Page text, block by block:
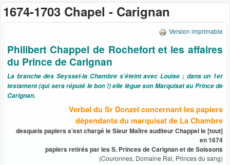
1674-1703 Chapel - Carignan
Version imprimable
Philibert Chappel de Rochefort et les affaires
du Prince de Carignan
La branche des Seyssel-la Chambre s’éteint avec Louise ; dans un 1er
testament (qui sera réputé le bon !) elle lègue son Marquisat au Prince de
Carignan.
Verbal du Sr Donzel concernant les papiers
dépendants du marquisat de La Chambre
desquels papiers s’est chargé le Sieur Maître auditeur Chappel le [tout]
en 1674
papiers retirés par les S. Princes de Carignan et de Soissons
(Couronnes, Domaine Ral, Princes du sang)